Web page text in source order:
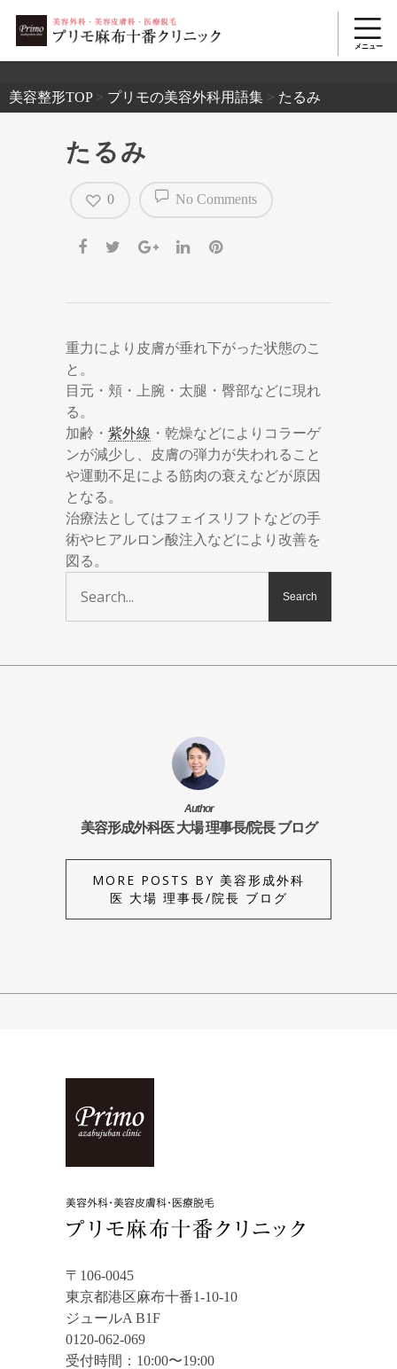
美容整形TOP> プリモの美容外科用語集 > たるみ
たるみ
No Comments
0
重力により皮膚が垂れ下がった状態のこ
と。
目元・頬・上腕・太腿・臀部などに現れ
る。
加齢・ 紫外線 ・乾燥などによりコラーゲ
ンが減少し、皮膚の弾力が失われること
や運動不足による筋肉の衰えなどが原因
となる。
治療法としてはフェイスリフトなどの手
術やヒアルロン酸注入などにより改善を
図る。
Author
美容形成外科医 大場 理事長/院長 ブログ
MORE POSTS BY 美容形成外科
医 大場 理事長/院長 ブログ
〒106-0045
東京都港区麻布十番1-10-10
ジュールA B1F
0120-062-069
受付時間：10:00〜19:00